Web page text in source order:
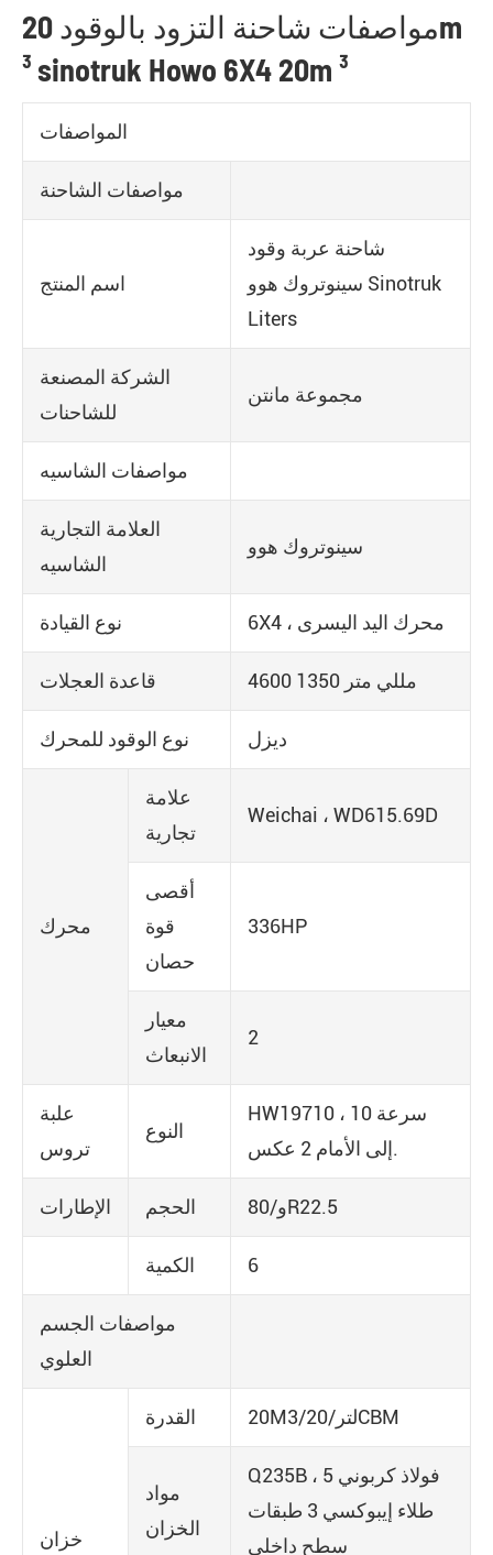
مواصفات شاحنة التزود بالوقود 20m
³ sinotruk Howo 6X4 20m ³
المواصفات
مواصفات الشاحنة
اسم المنتج
شاحنة عربة وقود
سينوتروك هوو Sinotruk
Liters
الشركة المصنعة
للشاحنات
مجموعة مانتن
مواصفات الشاسيه
العلامة التجارية
الشاسيه
سينوتروك هوو
نوع القيادة 6X4 ، محرك اليد اليسرى
قاعدة العجلات 4600 1350 مللي متر
نوع الوقود للمحرك ديزل
محرك
علامة
تجارية
Weichai ، WD615.69D
أقصى
قوة
حصان
336HP
معيار
الانبعاث
2
علبة
تروس
النوع
HW19710 ، 10 سرعة
إلى الأمام 2 عكس.
الإطارات الحجم و/80R22.5
الكمية 6
مواصفات الجسم
العلوي
خزان
القدرة 20M3/لتر/20CBM
مواد
الخزان
Q235B فولاذ كربوني 5 ،
طلاء إيبوكسي 3 طبقات
سطح داخلي